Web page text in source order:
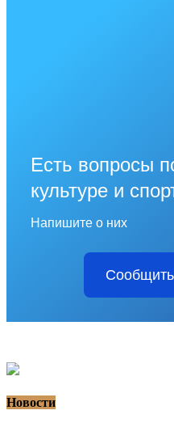
Есть вопросы
культуре и
Напишите о них
Новости